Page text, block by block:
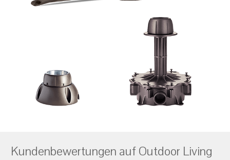
Kundenbewertungen auf Outdoor Living